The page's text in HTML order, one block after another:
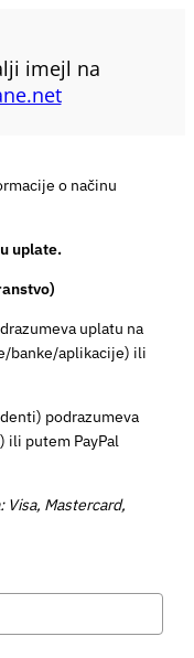
imejl na
o načinu
uplate.
uplatu na
banke/aplikacije) ili
podrazumeva
ili putem PayPal
Visa, Mastercard,